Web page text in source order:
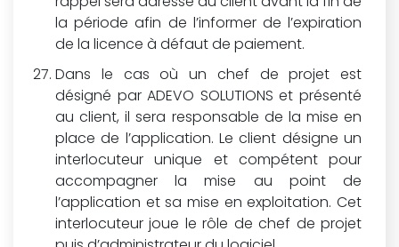
la période afin de l’informer de l’expiration
de la licence à défaut de paiement.
Dans le cas où un chef de projet est
désigné par ADEVO SOLUTIONS et présenté
au client, il sera responsable de la mise en
place de l’application. Le client désigne un
interlocuteur unique et compétent pour
accompagner la mise au point de
l’application et sa mise en exploitation. Cet
interlocuteur joue le rôle de chef de projet